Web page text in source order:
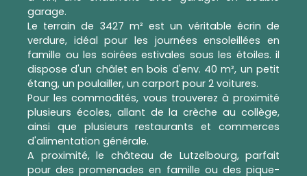
garage.
Le terrain de 3427 m² est un véritable écrin de
verdure, idéal pour les journées ensoleillées en
famille ou les soirées estivales sous les étoiles. il
dispose d'un châlet en bois d'env. 40 m², un petit
étang, un poulailler, un carport pour 2 voitures.
Pour les commodités, vous trouverez à proximité
plusieurs écoles, allant de la crèche au collège,
ainsi que plusieurs restaurants et commerces
d'alimentation générale.
A proximité, le château de Lutzelbourg, parfait
pour des promenades en famille ou des pique-